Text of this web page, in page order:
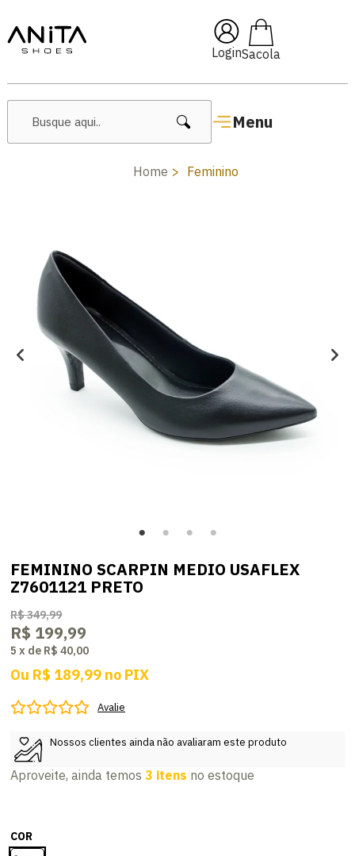
Login
Menu
Pai10
Home Feminino
FEMININO SCARPIN MEDIO USAFLEX
Z7601121 PRETO
R$ 349,99
R$ 199,99
5 x de R$ 40,00
Ou R$ 189,99 no PIX
Avalie
Nossos clientes ainda não avaliaram este produto
Aproveite, ainda temos3 itens no estoque
COR